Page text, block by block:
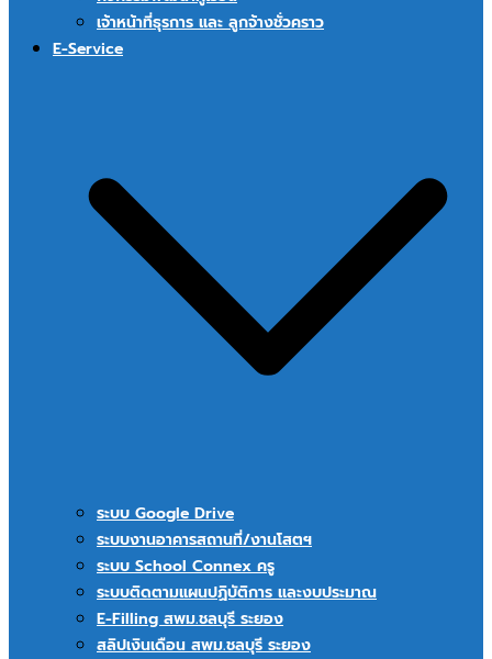
เจ้าหน้าที่ธุรการ และ ลูกจ้างชั่วคราว
E-Service
ระบบ Google Drive
ระบบงานอาคารสถานที่/งานโสตฯ
ระบบ School Connex ครู
ระบบติดตามแผนปฏิบัติการ และงบประมาณ
E-Filling สพม.ชลบุรี ระยอง
สลิปเงินเดือน สพม.ชลบุรี ระยอง